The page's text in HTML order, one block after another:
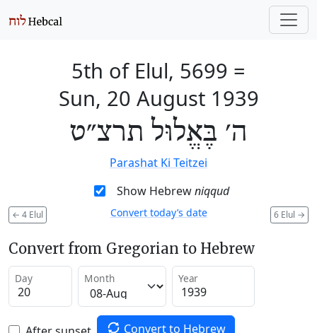
5th of Elul, 5699 =
Sun, 20 August 1939
ה׳ בֶּאֱלוּל תרצ״ט
Parashat Ki Teitzei
Show Hebrewniqqud
← 4 Elul 6 Elul →
Convert today’s date
Convert from Gregorian to Hebrew
Day Month Year
Convert to Hebrew